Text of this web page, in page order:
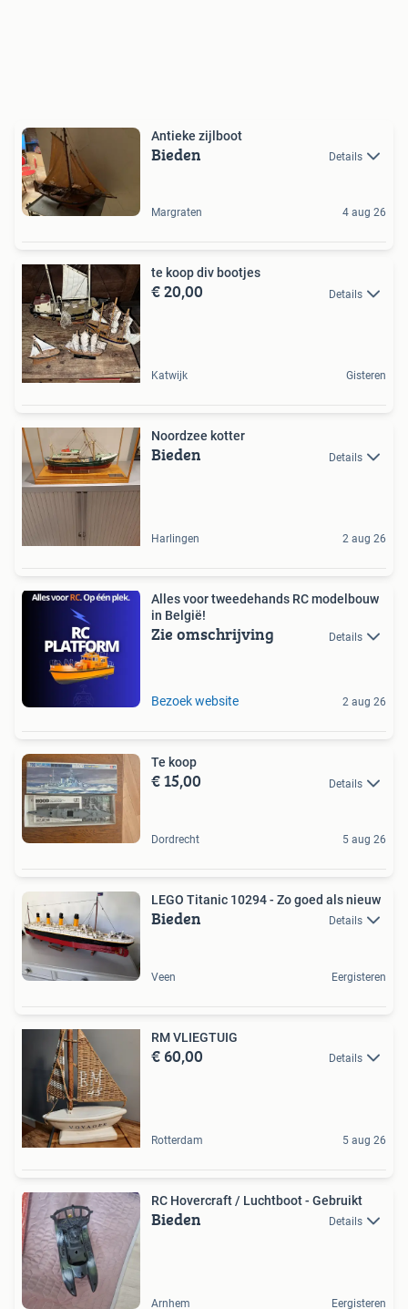
Antieke zijlboot
Bieden Details
Margraten 4 aug 26
te koop div bootjes
€ 20,00 Details
Katwijk Gisteren
Noordzee kotter
Bieden Details
Harlingen 2 aug 26
Alles voor tweedehands RC modelbouw
in België!
Zie omschrijving Details
Bezoek website 2 aug 26
Te koop
€ 15,00 Details
Dordrecht 5 aug 26
LEGO Titanic 10294 - Zo goed als nieuw
Bieden Details
Veen Eergisteren
RM VLIEGTUIG
€ 60,00 Details
Rotterdam 5 aug 26
RC Hovercraft / Luchtboot - Gebruikt
Bieden Details
Arnhem Eergisteren